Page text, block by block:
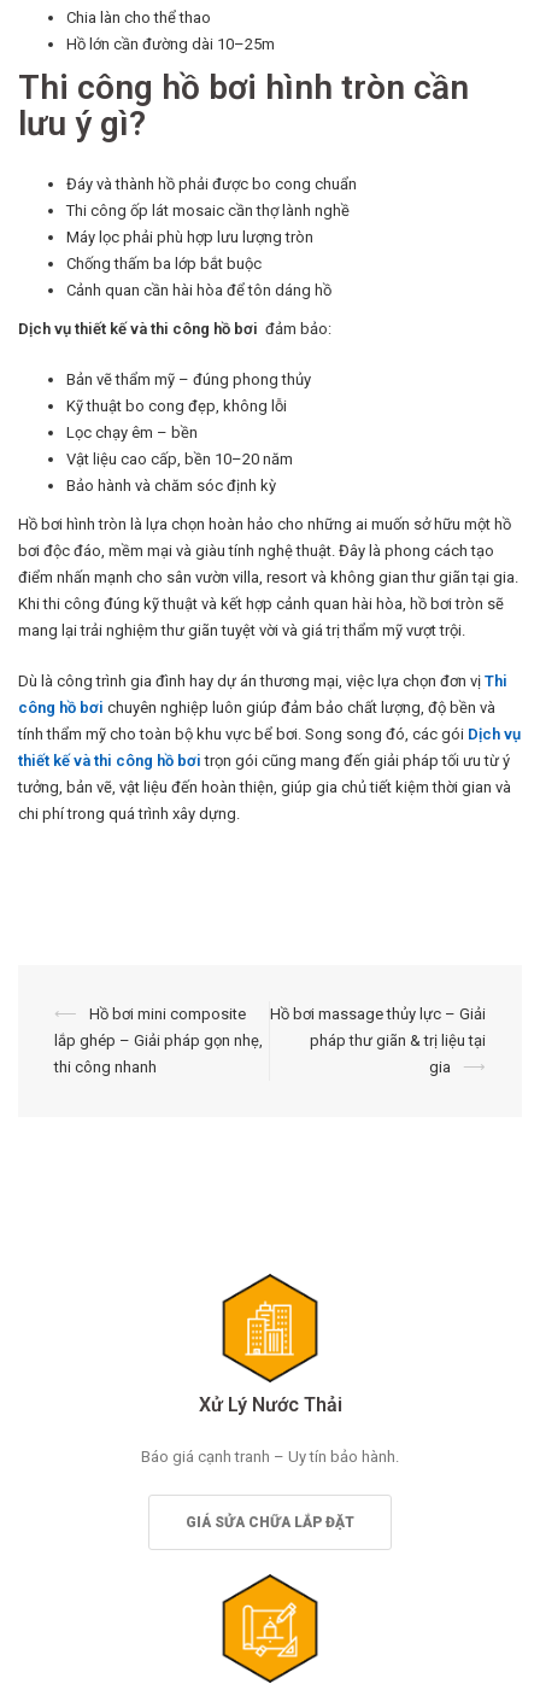
Chia làn cho thể thao
Hồ lớn cần đường dài 10–25m
Thi công hồ bơi hình tròn cần
lưu ý gì?
Đáy và thành hồ phải được bo cong chuẩn
Thi công ốp lát mosaic cần thợ lành nghề
Máy lọc phải phù hợp lưu lượng tròn
Chống thấm ba lớp bắt buộc
Cảnh quan cần hài hòa để tôn dáng hồ
Dịch vụ thiết kế và thi công hồ bơi đảm bảo:
Bản vẽ thẩm mỹ – đúng phong thủy
Kỹ thuật bo cong đẹp, không lỗi
Lọc chạy êm – bền
Vật liệu cao cấp, bền 10–20 năm
Bảo hành và chăm sóc định kỳ
Hồ bơi hình tròn là lựa chọn hoàn hảo cho những ai muốn sở hữu một hồ
bơi độc đáo, mềm mại và giàu tính nghệ thuật. Đây là phong cách tạo
điểm nhấn mạnh cho sân vườn villa, resort và không gian thư giãn tại gia.
Khi thi công đúng kỹ thuật và kết hợp cảnh quan hài hòa, hồ bơi tròn sẽ
mang lại trải nghiệm thư giãn tuyệt vời và giá trị thẩm mỹ vượt trội.
Dù là công trình gia đình hay dự án thương mại, việc lựa chọn đơn vị Thi
công hồ bơi chuyên nghiệp luôn giúp đảm bảo chất lượng, độ bền và
tính thẩm mỹ cho toàn bộ khu vực bể bơi. Song song đó, các gói Dịch vụ
thiết kế và thi công hồ bơitrọn gói cũng mang đến giải pháp tối ưu từ ý
tưởng, bản vẽ, vật liệu đến hoàn thiện, giúp gia chủ tiết kiệm thời gian và
chi phí trong quá trình xây dựng.
Điều
hướng
⟵
Hồ bơi mini composite
lắp ghép – Giải pháp gọn nhẹ,
thi công nhanh
Hồ bơi massage thủy lực – Giải
pháp thư giãn & trị liệu tại
gia
⟶
Xử Lý Nước Thải
Báo giá cạnh tranh – Uy tín bảo hành.
GIÁ SỬA CHỮA LẮP ĐẶT